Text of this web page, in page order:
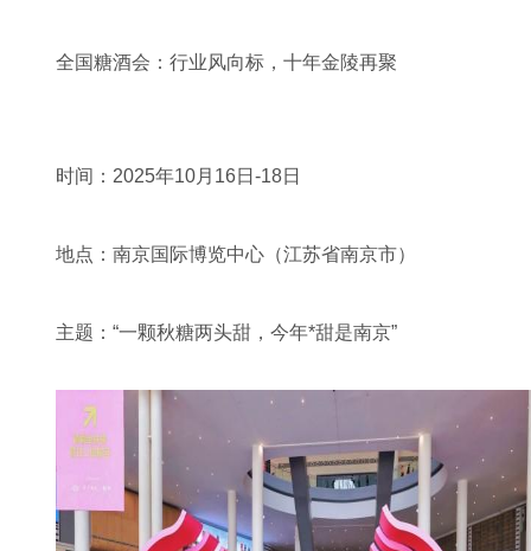
全国糖酒会：行业风向标，十年金陵再聚
时间：2025年10月16日-18日
地点：南京国际博览中心（江苏省南京市）
主题：“一颗秋糖两头甜，今年*甜是南京”